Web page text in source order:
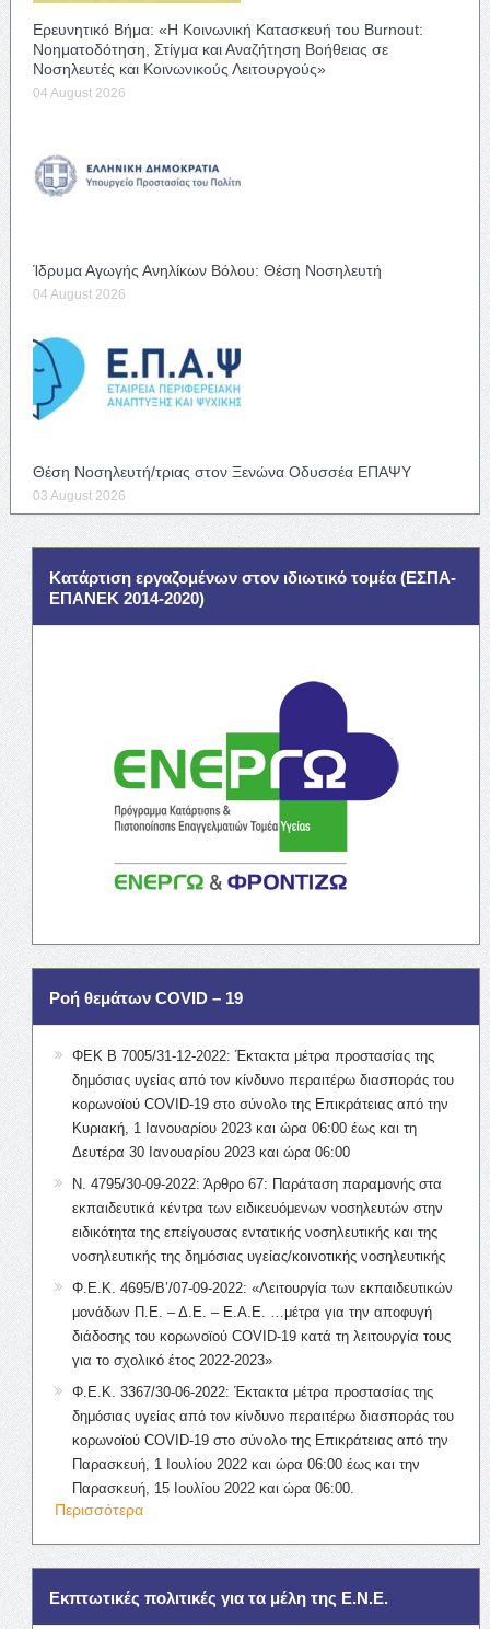
Ερευνητικό Βήμα: «Η Κοινωνική Κατασκευή του Burnout:
Νοηματοδότηση, Στίγμα και Αναζήτηση Βοήθειας σε
Νοσηλευτές και Κοινωνικούς Λειτουργούς»
04 August 2026
Ίδρυμα Αγωγής Ανηλίκων Βόλου: Θέση Νοσηλευτή
04 August 2026
Θέση Νοσηλευτή/τριας στον Ξενώνα Οδυσσέα ΕΠΑΨΥ
03 August 2026
Κατάρτιση εργαζομένων στον ιδιωτικό τομέα (ΕΣΠΑ-
ΕΠΑΝΕΚ 2014-2020)
Ροή θεμάτων COVID – 19
ΦΕΚ Β 7005/31-12-2022: Έκτακτα μέτρα προστασίας της
δημόσιας υγείας από τον κίνδυνο περαιτέρω διασποράς του
κορωνοϊού COVID-19 στο σύνολο της Επικράτειας από την
Κυριακή, 1 Ιανουαρίου 2023 και ώρα 06:00 έως και τη
Δευτέρα 30 Ιανουαρίου 2023 και ώρα 06:00
Ν. 4795/30-09-2022: Άρθρο 67: Παράταση παραμονής στα
εκπαιδευτικά κέντρα των ειδικευόμενων νοσηλευτών στην
ειδικότητα της επείγουσας εντατικής νοσηλευτικής και της
νοσηλευτικής της δημόσιας υγείας/κοινοτικής νοσηλευτικής
Φ.Ε.Κ. 4695/Β’/07-09-2022: «Λειτουργία των εκπαιδευτικών
μονάδων Π.Ε. – Δ.Ε. – Ε.Α.Ε. …μέτρα για την αποφυγή
διάδοσης του κορωνοϊού COVID-19 κατά τη λειτουργία τους
για το σχολικό έτος 2022-2023»
Φ.Ε.Κ. 3367/30-06-2022: Έκτακτα μέτρα προστασίας της
δημόσιας υγείας από τον κίνδυνο περαιτέρω διασποράς του
κορωνοϊού COVID-19 στο σύνολο της Επικράτειας από την
Παρασκευή, 1 Ιουλίου 2022 και ώρα 06:00 έως και την
Παρασκευή, 15 Ιουλίου 2022 και ώρα 06:00.
Περισσότερα
Εκπτωτικές πολιτικές για τα μέλη της Ε.Ν.Ε.